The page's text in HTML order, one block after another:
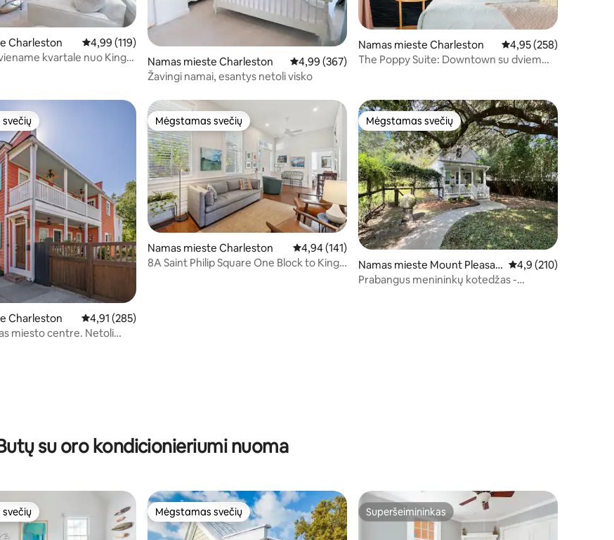
atsiliepimų: 267
Charleston Vidutinis įvertinimas: 4,99 iš 5, atsiliepimų: 119
4,99 (119)
kvartale nuo King
Namas mieste Charleston Vidutinis įvertinimas: 4,99 iš 5, atsiliepimų: 367
4,99 (367)
Žavingi namai, esantys netoli visko
Namas mieste Charleston Vidutinis įvertinimas:
4,95 (258)
The Poppy Suite: Downtown su dviem
atsiliepimų: 159
Charleston Vidutinis įvertinimas: 4,91 iš 5, atsiliepimų: 285
4,91 (285)
miesto centre. Netoli
Mėgstamas svečių
Mėgstamas svečių
Namas mieste Charleston Vidutinis įvertinimas: 4,94 iš 5, atsiliepimų: 141
4,94 (141)
8A Saint Philip Square One Block to King
Mėgstamas svečių
Mėgstamas svečių
Namas mieste Mount Pleasan
t
Vidutinis įvertinimas:
4,9 (210)
Prabangus menininkų kotedžas -
su oro kondicionieriumi nuoma
Mėgstamas svečių
Mėgstamas svečių Superšeimininkas
Superšeimininkas